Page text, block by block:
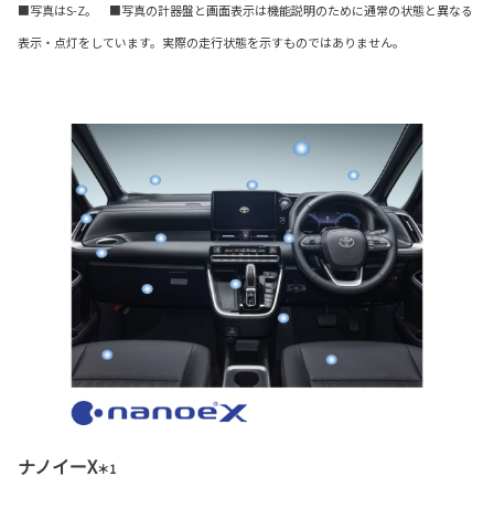
■写真はS-Z。 ■写真の計器盤と画面表示は機能説明のために通常の状態と異なる
表示・点灯をしています。実際の走行状態を示すものではありません。
ナノイーX＊1